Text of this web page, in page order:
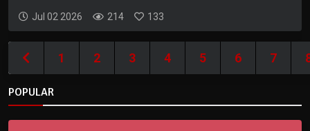
Jul 02 2026 214 133
1 2 3 4 5 6 7
POPULAR